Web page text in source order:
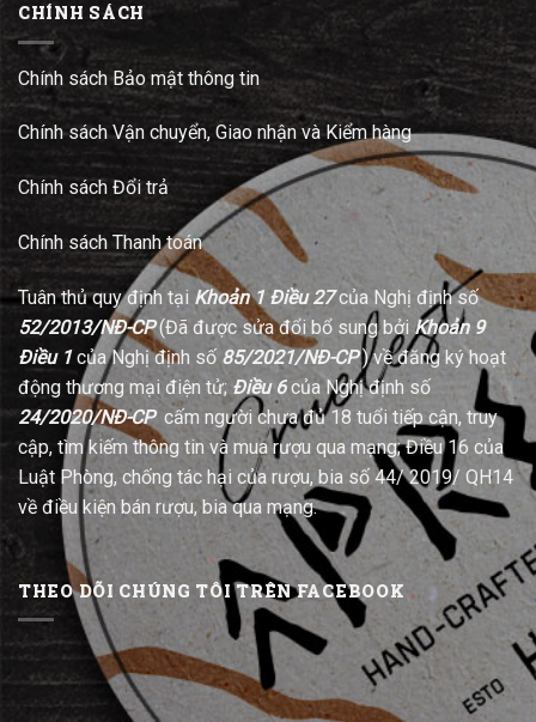
CHÍNH SÁCH
Chính sách Bảo mật thông tin
Chính sách Vận chuyển, Giao nhận và Kiểm hàng
Chính sách Đổi trả
Chính sách Thanh toán
Tuân thủ quy định tại Khoản 1 Điều 27của Nghị định số
52/2013/NĐ-CP(Đã được sửa đổi bổ sung bởi Khoản 9
Điều 1của Nghị định số 85/2021/NĐ-CP) về đăng ký hoạt
động thương mại điện tử; Điều 6của Nghị định số
24/2020/NĐ-CPcấm người chưa đủ 18 tuổi tiếp cận, truy
cập, tìm kiếm thông tin và mua rượu qua mạng; Điều 16 của
Luật Phòng, chống tác hại của rượu, bia số 44/ 2019/ QH14
về điều kiện bán rượu, bia qua mạng.
THEO DÕI CHÚNG TÔI TRÊN FACEBOOK